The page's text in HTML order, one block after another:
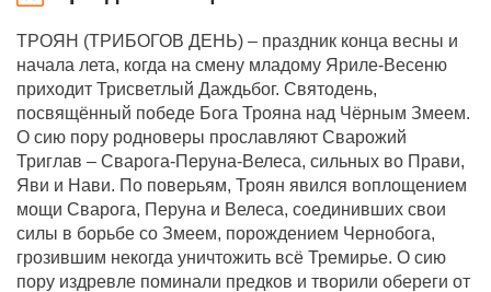
ТРОЯН (ТРИБОГОВ ДЕНЬ) – праздник конца весны и
начала лета, когда на смену младому Яриле-Весеню
приходит Трисветлый Даждьбог. Святодень,
посвящённый победе Бога Трояна над Чёрным Змеем.
О сию пору родноверы прославляют Сварожий
Триглав – Сварога-Перуна-Велеса, сильных во Прави,
Яви и Нави. По поверьям, Троян явился воплощением
мощи Сварога, Перуна и Велеса, соединивших свои
силы в борьбе со Змеем, порождением Чернобога,
грозившим некогда уничтожить всё Тремирье. О сию
пору издревле поминали предков и творили обереги от